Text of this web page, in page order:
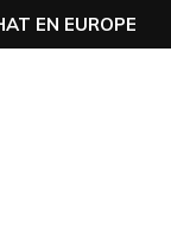
EN EUROPE